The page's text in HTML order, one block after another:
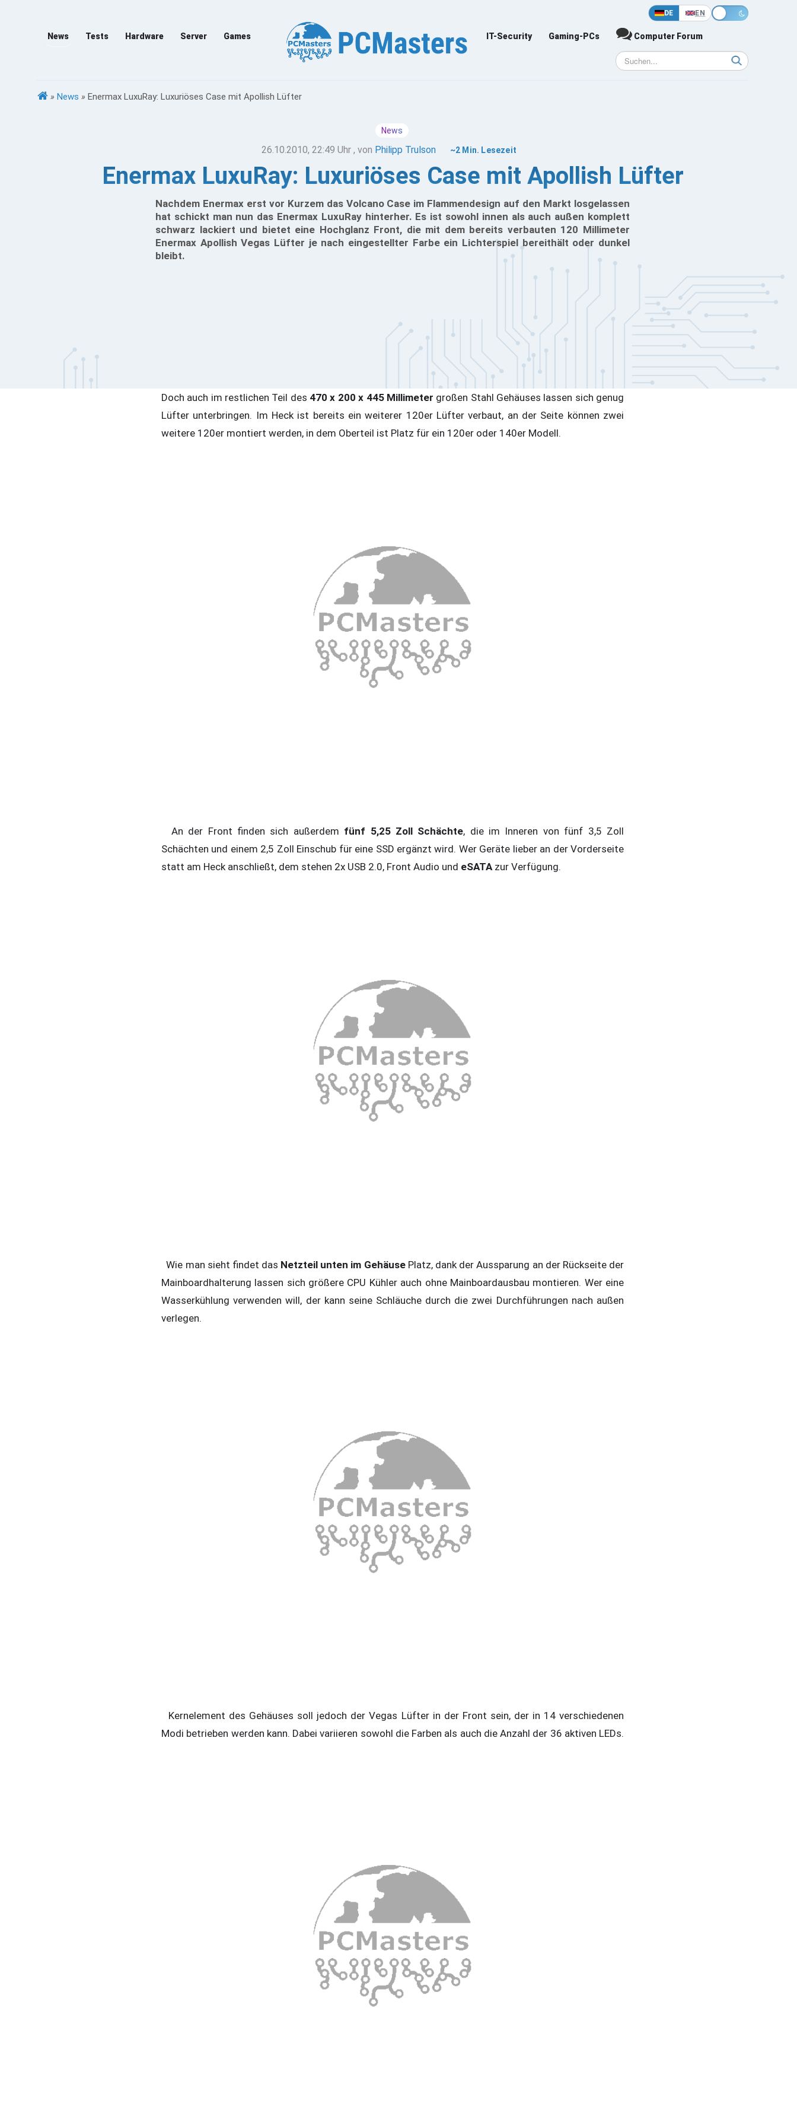
DE EN
News Tests Hardware Server Games IT-Security Gaming-PCs Computer Forum
» News » Enermax LuxuRay: Luxuriöses Case mit Apollish Lüfter
News
26.10.2010, 22:49 Uhr , von Philipp Trulson ~2 Min. Lesezeit
Enermax LuxuRay: Luxuriöses Case mit Apollish Lüfter
Nachdem Enermax erst vor Kurzem das Volcano Case im Flammendesign auf den Markt losgelassen
hat schickt man nun das Enermax LuxuRay hinterher. Es ist sowohl innen als auch außen komplett
schwarz lackiert und bietet eine Hochglanz Front, die mit dem bereits verbauten 120 Millimeter
Enermax Apollish Vegas Lüfter je nach eingestellter Farbe ein Lichterspiel bereithält oder dunkel
bleibt.
Doch auch im restlichen Teil des 470 x 200 x 445 Millimeter großen Stahl Gehäuses lassen sich genug
Lüfter unterbringen. Im Heck ist bereits ein weiterer 120er Lüfter verbaut, an der Seite können zwei
weitere 120er montiert werden, in dem Oberteil ist Platz für ein 120er oder 140er Modell.
An der Front finden sich außerdem fünf 5,25 Zoll Schächte, die im Inneren von fünf 3,5 Zoll
Schächten und einem 2,5 Zoll Einschub für eine SSD ergänzt wird. Wer Geräte lieber an der Vorderseite
statt am Heck anschließt, dem stehen 2x USB 2.0, Front Audio und eSATA zur Verfügung.
Wie man sieht findet das Netzteil unten im Gehäuse Platz, dank der Aussparung an der Rückseite der
Mainboardhalterung lassen sich größere CPU Kühler auch ohne Mainboardausbau montieren. Wer eine
Wasserkühlung verwenden will, der kann seine Schläuche durch die zwei Durchführungen nach außen
verlegen.
Kernelement des Gehäuses soll jedoch der Vegas Lüfter in der Front sein, der in 14 verschiedenen
Modi betrieben werden kann. Dabei variieren sowohl die Farben als auch die Anzahl der 36 aktiven LEDs.